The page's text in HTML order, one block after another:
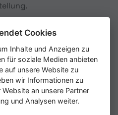
bei der Planung
Projekte. Durch die
ein präzises
zu präsentieren,
über 3D-
und die Effizienz
verbessern.
Cookies
Inhalte und Anzeigen zu
für soziale Medien anbieten
auf unsere Website zu
wir Informationen zu
an unsere Partner
und Analysen weiter.